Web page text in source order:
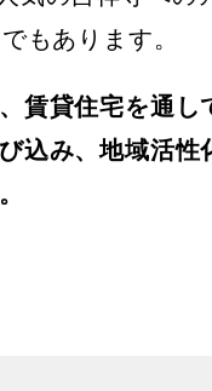
もあります。
賃貸住宅を通し
込み、地域活性